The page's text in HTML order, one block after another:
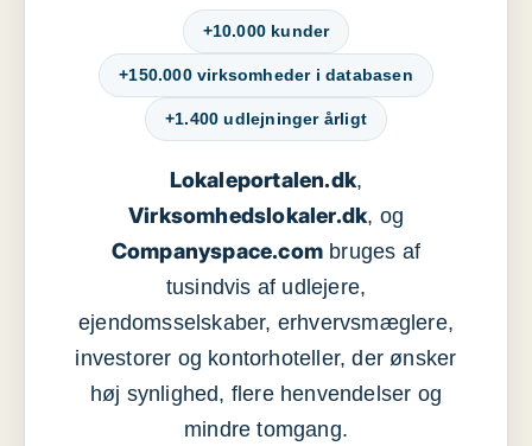
+10.000 kunder
+150.000 virksomheder i databasen
+1.400 udlejninger årligt
Lokaleportalen.dk,
Virksomhedslokaler.dk, og
Companyspace.com bruges af
tusindvis af udlejere,
ejendomsselskaber, erhvervsmæglere,
investorer og kontorhoteller, der ønsker
høj synlighed, flere henvendelser og
mindre tomgang.